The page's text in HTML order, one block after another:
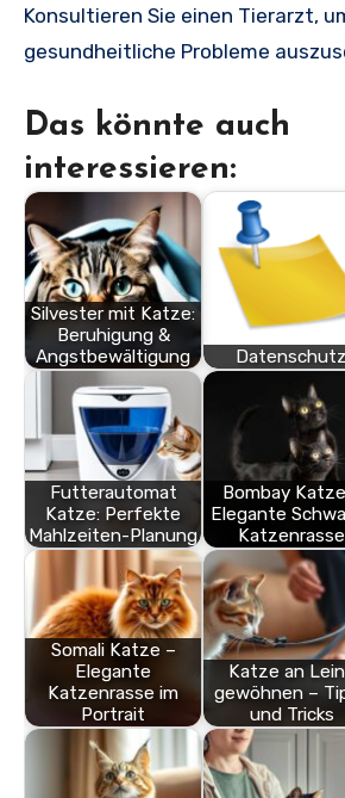
Konsultieren Sie einen Tierarzt,
gesundheitliche Probleme
Das könnte auch
interessieren:
Silvester mit Katze:
Beruhigung &
Angstbewältigung
Datenschutz
Futterautomat
Katze: Perfekte
Mahlzeiten-Planung
Bombay
Elegante
Katzenrasse
Somali Katze –
Elegante
Katzenrasse im
Portrait
Katze an
gewöhnen –
und Tricks